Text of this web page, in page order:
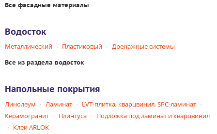
Все фасадные материалы
Водосток
Металлический Пластиковый Дренажные системы
Все из раздела водосток
Напольные покрытия
Линолеум Ламинат
LVT-плитка, кварцвинил, SPC-ламинат
Керамогранит
Плинтуса
Подложка под ламинат и кварцвинил
Клеи ARLOK